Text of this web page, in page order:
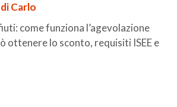
Carlo
come funziona l’agevolazione
ottenere lo sconto, requisiti ISEE e